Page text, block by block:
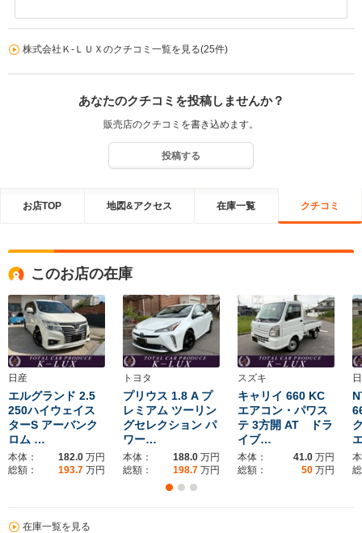
株式会社Ｋ‐ＬＵＸのクチコミ一覧を見る(25件)
あなたのクチコミを投稿しませんか？
販売店のクチコミを書き込めます。
投稿する
お店TOP 地図&アクセス 在庫一覧 クチコミ
このお店の在庫
日産
エルグランド 2.5
250ハイウェイス
ターS アーバンク
ロム …
本体： 182.0 万円
総額：
193.7 万円
トヨタ
プリウス 1.8 A プ
レミアム ツーリン
グセレクション パ
ワー…
本体： 188.0 万円
総額：
198.7 万円
スズキ
キャリイ 660 KC
エアコン・パワス
テ 3方開 AT ドラ
イブ…
本体： 41.0 万円
総額：
50 万円
在庫一覧を見る